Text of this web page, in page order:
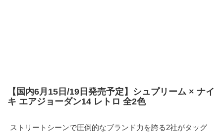
【国内6月15日/19日発売予定】シュプリーム × ナイ
キ エアジョーダン14 レトロ 全2色
ストリートシーンで圧倒的なブランド力を誇る2社がタッグ